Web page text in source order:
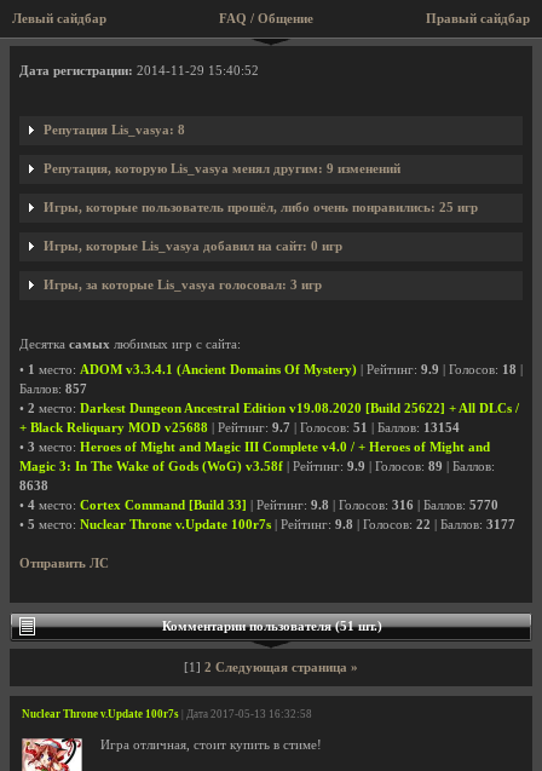
Левый сайдбар Правый сайдбар
FAQ / Общение
Профиль пользователя Lis_vasya
Дата регистрации: 2014-11-29 15:40:52
Репутация Lis_vasya: 8
Репутация, которую Lis_vasya менял другим: 9 изменений
Игры, которые пользователь прошёл, либо очень понравились: 25 игр
Игры, которые Lis_vasya добавил на сайт: 0 игр
Игры, за которые Lis_vasya голосовал: 3 игр
Десятка самых любимых игр с сайта:
• 1 место: ADOM v3.3.4.1 (Ancient Domains Of Mystery) | Рейтинг: 9.9 | Голосов: 18
Баллов: 857
• 2 место: Darkest Dungeon Ancestral Edition v19.08.2020 [Build 25622] + All DLCs /
+ Black Reliquary MOD v25688 | Рейтинг: 9.7 | Голосов: 51 | Баллов: 13154
• 3 место: Heroes of Might and Magic III Complete v4.0 / + Heroes of Might and
Magic 3: In The Wake of Gods (WoG) v3.58f | Рейтинг: 9.9 | Голосов: 89 | Баллов:
8638
• 4 место: Cortex Command [Build 33] | Рейтинг: 9.8 | Голосов: 316 | Баллов: 5770
• 5 место: Nuclear Throne v.Update 100r7s | Рейтинг: 9.8 | Голосов: 22 | Баллов: 3177
Отправить ЛС
Комментарии пользователя (51 шт.)
[1] 2 Следующая страница »
Nuclear Throne v.Update 100r7s | Дата 2017-05-13 16:32:58
Игра отличная, стоит купить в стиме!